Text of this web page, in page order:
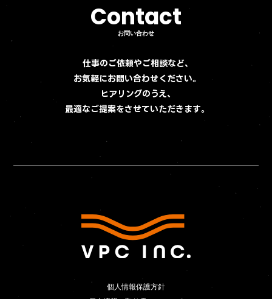
Contact
Contact
お問い合わせ
仕事のご依頼やご相談など、
お気軽にお問い合わせください。
ヒアリングのうえ、
最適なご提案をさせていただきます。
個人情報保護方針